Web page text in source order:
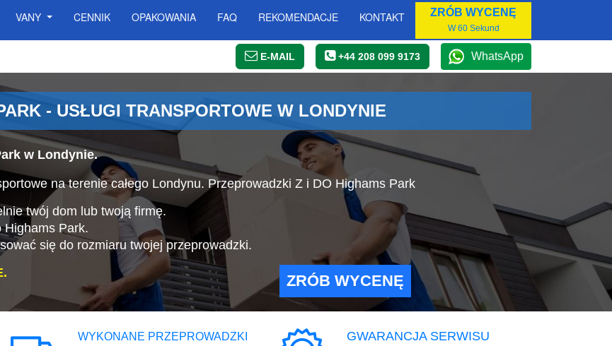
VANY CENNIK OPAKOWANIA FAQ REKOMENDACJE KONTAKT ZRÓB WYCENĘ
W 60 Sekund
E-MAIL +44 208 099 9173 WhatsApp
- USŁUGI TRANSPORTOWE W LONDYNIE
w Londynie.
na terenie całego Londynu. Przeprowadzki Z i DO Highams Park
twój dom lub twoją firmę.
Highams Park.
się do rozmiaru twojej przeprowadzki.
ZRÓB WYCENĘ
WYKONANE PRZEPROWADZKI GWARANCJA SERWISU